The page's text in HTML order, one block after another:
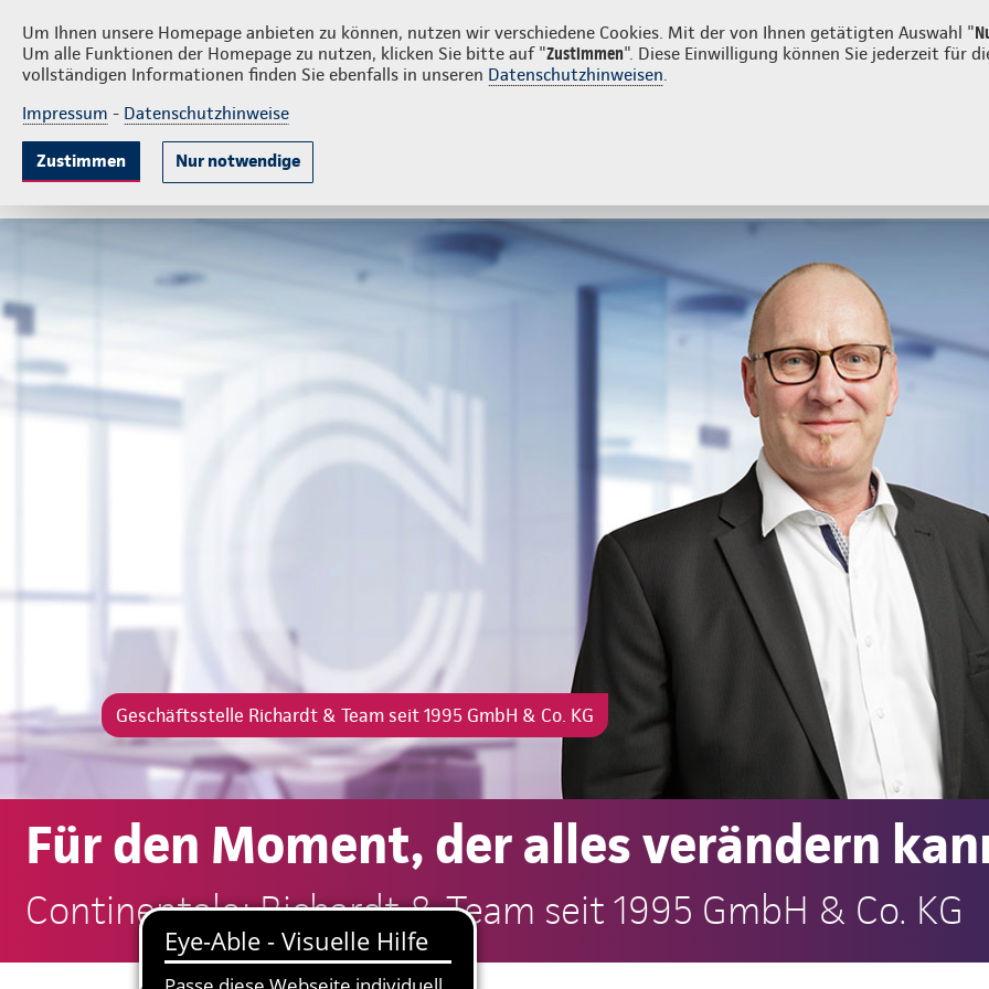
Um Ihnen unsere Homepage anbieten zu können, nutzen wir verschiedene Cookies. Mit der von Ihnen getätigten Auswahl "
Um alle Funktionen der Homepage zu nutzen, klicken Sie bitte auf "Zustimmen". Diese Einwilligung können Sie jederzeit für
vollständigen Informationen finden Sie ebenfalls in unseren Datenschutzhinweisen.
Impressum - Datenschutzhinweise
Zustimmen Nur notwendige
Richardt & Team seit 1995 GmbH & Co. KG PrivatkundenFirmenkunden
KrankenversicherungLebensversicherung
Geschäftsstelle Richardt & Team seit 1995 GmbH & Co. KG
Für den Moment, der alles verändern
Continentale: Richardt & Team seit 1995 GmbH & Co. KG